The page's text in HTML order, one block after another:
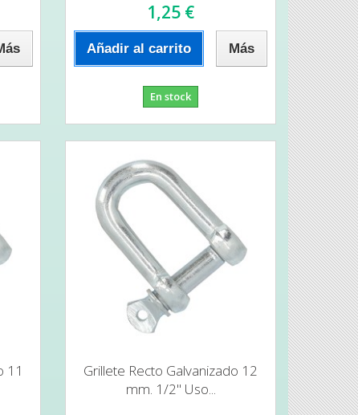
1,25 €
Añadir al carrito Más
En stock
11
Grillete Recto Galvanizado 12
mm. 1/2" Uso...